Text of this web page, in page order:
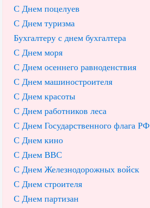
С Днем поцелуев
С Днем туризма
Бухгалтеру с днем бухгалтера
С Днем моря
С Днем осеннего равноденствия
С Днем машиностроителя
С Днем красоты
С Днем работников леса
С Днем Государственного флага РФ
С Днем кино
С Днем ВВС
С Днем Железнодорожных войск
С Днем строителя
С Днем партизан